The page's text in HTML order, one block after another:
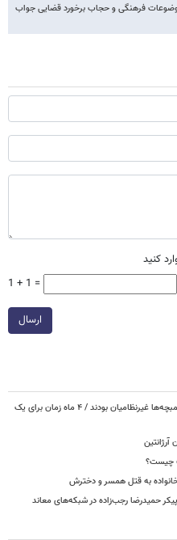
فرهنگی و حجاب برخورد قضایی جواب
کنید
1 + 1 =
ارسال
وجود فسفر در بمباران لامرد تأیید شد / هدف بمبچه‌ها غیرنظامیان بودند / ۴ ماه زمان برای یک
چیست؟
حمیدرضا رجب‌زاده در شبکه‌های معاند